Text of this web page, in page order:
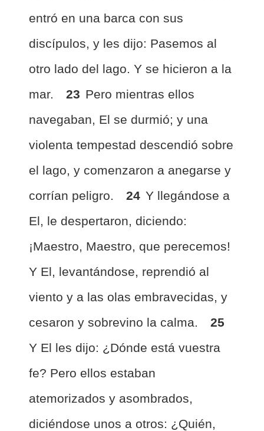
entró en una barca con sus
discípulos, y les dijo: Pasemos al
otro lado del lago. Y se hicieron a la
mar.
23 Pero mientras ellos
navegaban, El se durmió; y una
violenta tempestad descendió sobre
el lago, y comenzaron a anegarse y
corrían peligro.
24 Y llegándose a
El, le despertaron, diciendo:
¡Maestro, Maestro, que perecemos!
Y El, levantándose, reprendió al
viento y a las olas embravecidas, y
cesaron y sobrevino la calma.
25
Y El les dijo: ¿Dónde está vuestra
fe? Pero ellos estaban
atemorizados y asombrados,
diciéndose unos a otros: ¿Quién,